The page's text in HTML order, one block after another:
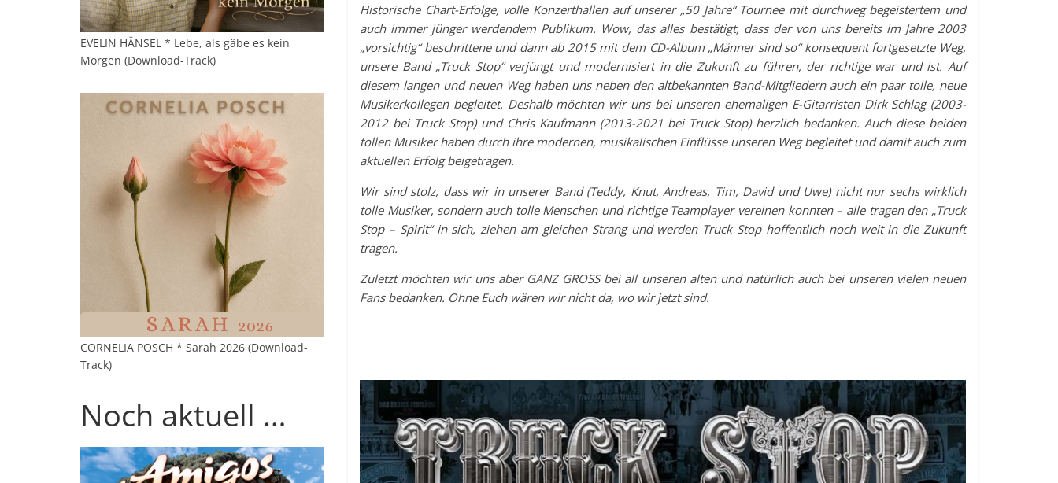
Historische Chart-Erfolge, volle Konzerthallen auf unserer „50 Jahre“ Tournee mit durchweg begeistertem und
auch immer jünger werdendem Publikum. Wow, das alles bestätigt, dass der von uns bereits im Jahre 2003
„vorsichtig“ beschrittene und dann ab 2015 mit dem CD-Album „Männer sind so“ konsequent fortgesetzte Weg,
unsere Band „Truck Stop“ verjüngt und modernisiert in die Zukunft zu führen, der richtige war und ist. Auf
diesem langen und neuen Weg haben uns neben den altbekannten Band-Mitgliedern auch ein paar tolle, neue
Musikerkollegen begleitet. Deshalb möchten wir uns bei unseren ehemaligen E-Gitarristen Dirk Schlag (2003-
2012 bei Truck Stop) und Chris Kaufmann (2013-2021 bei Truck Stop) herzlich bedanken. Auch diese beiden
tollen Musiker haben durch ihre modernen, musikalischen Einflüsse unseren Weg begleitet und damit auch zum
aktuellen Erfolg beigetragen.
Wir sind stolz, dass wir in unserer Band (Teddy, Knut, Andreas, Tim, David und Uwe) nicht nur sechs wirklich
tolle Musiker, sondern auch tolle Menschen und richtige Teamplayer vereinen konnten – alle tragen den „Truck
Stop – Spirit“ in sich, ziehen am gleichen Strang und werden Truck Stop hoffentlich noch weit in die Zukunft
tragen.
Zuletzt möchten wir uns aber GANZ GROSS bei all unseren alten und natürlich auch bei unseren vielen neuen
Fans bedanken. Ohne Euch wären wir nicht da, wo wir jetzt sind.
EVELIN HÄNSEL * Lebe, als gäbe es kein
Morgen (Download-Track)
CORNELIA POSCH * Sarah 2026 (Download-
Track)
Noch aktuell …